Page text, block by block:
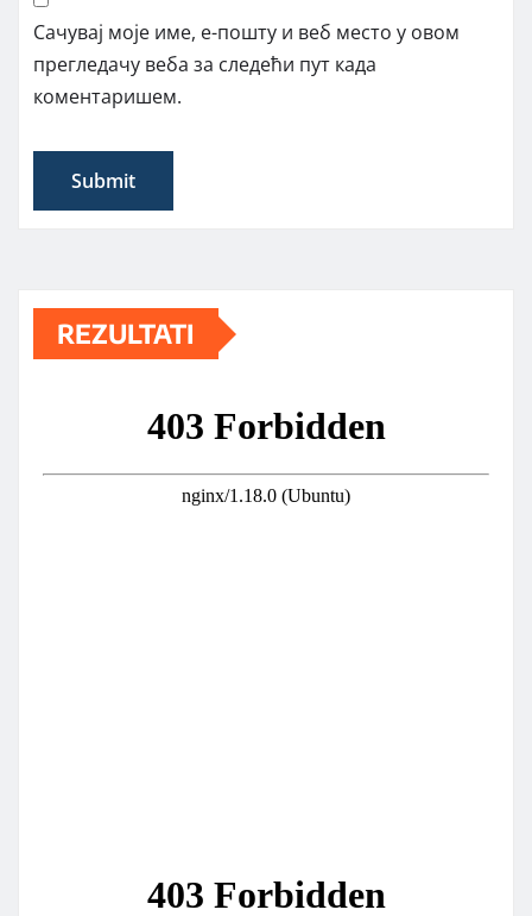
Сачувај моје име, е-пошту и веб место у овом
прегледачу веба за следећи пут када
коментаришем.
REZULTATI